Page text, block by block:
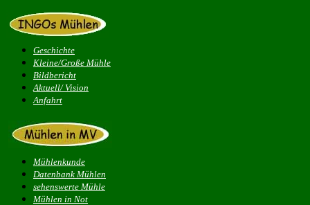
Geschichte
Kleine/Große Mühle
Bildbericht
Aktuell/ Vision
Anfahrt
Mühlenkunde
Datenbank Mühlen
sehenswerte Mühle
Mühlen in Not